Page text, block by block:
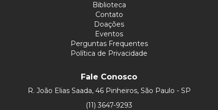
Biblioteca
Contato
Doações
Eventos
Perguntas Frequentes
Política de Privacidade
Fale Conosco
R. João Elias Saada, 46 Pinheiros, São Paulo - SP
(11) 3647-9293